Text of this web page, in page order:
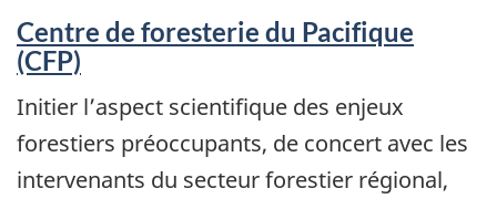
Centre de foresterie du Pacifique
(CFP)
Initier l’aspect scientifique des enjeux
forestiers préoccupants, de concert avec les
intervenants du secteur forestier régional,